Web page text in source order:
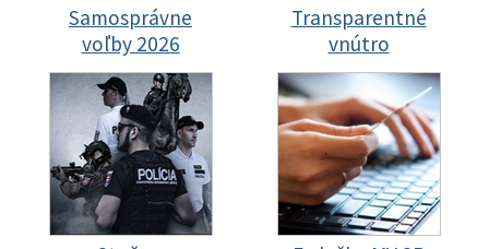
Samosprávne
voľby 2026
Transparentné
vnútro